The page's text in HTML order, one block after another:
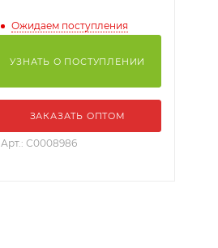
Ожидаем поступления
УЗНАТЬ О ПОСТУПЛЕНИИ
ЗАКАЗАТЬ ОПТОМ
Арт.: С0008986